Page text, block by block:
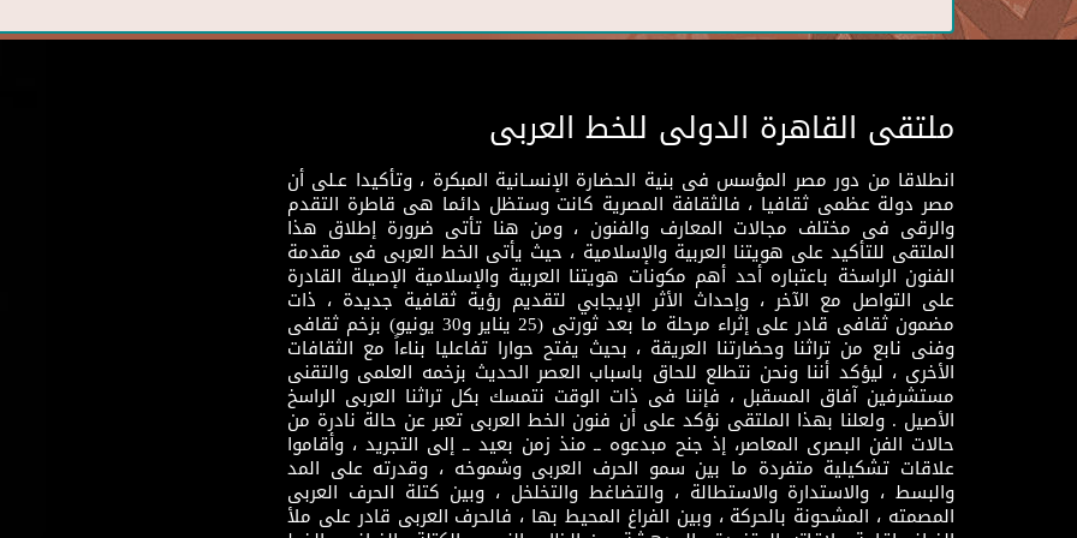
ملتقى القاهرة الدولى للخط العربى
انطلاقا من دور مصر المؤسس فى بنية الحضارة الإنسـانية المبكرة ، وتأكيدا عـلى أن
مصر دولة عظمى ثقافيا ، فالثقافة المصرية كانت وستظل دائما هى قاطرة التقدم
والرقى فى مختلف مجالات المعارف والفنون ، ومن هنا تأتى ضرورة إطلاق هذا
الملتقى للتأكيد على هويتنا العربية والإسلامية ، حيث يأتى الخط العربى فى مقدمة
الفنون الراسخة باعتباره أحد أهم مكونات هويتنا العربية والإسلامية الإصيلة القادرة
على التواصل مع الآخر ، وإحداث الأثر الإيجابي لتقديم رؤية ثقافية جديدة ، ذات
مضمون ثقافى قادر على إثراء مرحلة ما بعد ثورتى (25 يناير و30 يونيو) بزخم ثقافى
وفنى نابع من تراثنا وحضارتنا العريقة ، بحيث يفتح حوارا تفاعليا بناءاً مع الثقافات
الأخرى ، ليؤكد أننا ونحن نتطلع للحاق باسباب العصر الحديث بزخمه العلمى والتقنى
مستشرفين آفاق المسقبل ، فإننا فى ذات الوقت نتمسك بكل تراثنا العربى الراسخ
الأصيل . ولعلنا بهذا الملتقى نؤكد على أن فنون الخط العربى تعبر عن حالة نادرة من
حالات الفن البصرى المعاصر، إذ جنح مبدعوه ــ منذ زمن بعيد ــ إلى التجريد ، وأقاموا
علاقات تشكيلية متفردة ما بين سمو الحرف العربى وشموخه ، وقدرته على المد
والبسط ، والاستدارة والاستطالة ، والتضاغط والتخلخل ، وبين كتلة الحرف العربى
المصمته ، المشحونة بالحركة ، وبين الفراغ المحيط بها ، فالحرف العربى قادر على ملأ